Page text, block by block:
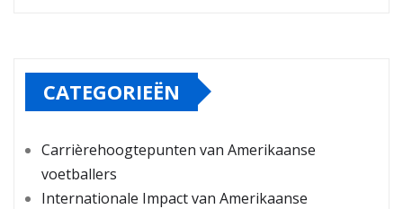
CATEGORIEËN
Carrièrehoogtepunten van Amerikaanse
voetballers
Internationale Impact van Amerikaanse